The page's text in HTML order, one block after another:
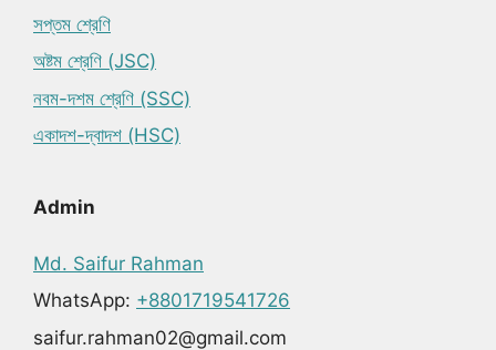
সপ্তম শ্রেণি
অষ্টম শ্রেণি (JSC)
নবম-দশম শ্রেণি (SSC)
একাদশ-দ্বাদশ (HSC)
Admin
Md. Saifur Rahman
WhatsApp: +8801719541726
saifur.rahman02@gmail.com